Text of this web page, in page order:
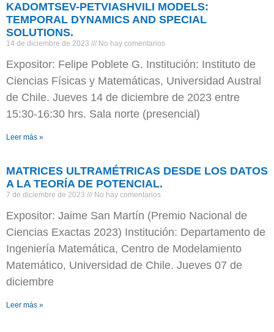
KADOMTSEV-PETVIASHVILI MODELS:
TEMPORAL DYNAMICS AND SPECIAL
SOLUTIONS.
14 de diciembre de 2023 No hay comentarios
Expositor: Felipe Poblete G. Institución: Instituto de
Ciencias Físicas y Matemáticas, Universidad Austral
de Chile. Jueves 14 de diciembre de 2023 entre
15:30-16:30 hrs. Sala norte (presencial)
Leer más »
MATRICES ULTRAMÉTRICAS DESDE LOS DATOS
A LA TEORÍA DE POTENCIAL.
7 de diciembre de 2023 No hay comentarios
Expositor: Jaime San Martín (Premio Nacional de
Ciencias Exactas 2023) Institución: Departamento de
Ingeniería Matemática, Centro de Modelamiento
Matemático, Universidad de Chile. Jueves 07 de
diciembre
Leer más »